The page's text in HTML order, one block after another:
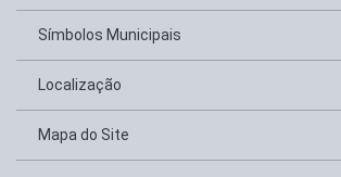
Símbolos Municipais
Localização
Mapa do Site